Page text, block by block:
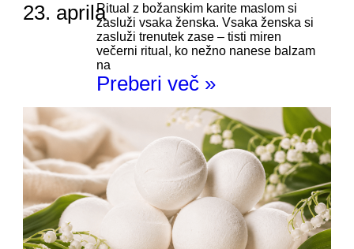
23. aprilaRitual z božanskim karite maslom si
zasluži vsaka ženska. Vsaka ženska si
zasluži trenutek zase – tisti miren
večerni ritual, ko nežno nanese balzam
na
Preberi več »